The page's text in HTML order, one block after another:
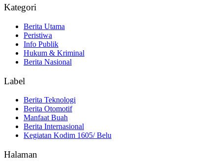
Kategori
Berita Utama
Peristiwa
Info Publik
Hukum & Kriminal
Berita Nasional
Label
Berita Teknologi
Berita Otomotif
Manfaat Buah
Berita Internasional
Kegiatan Kodim 1605/ Belu
Halaman